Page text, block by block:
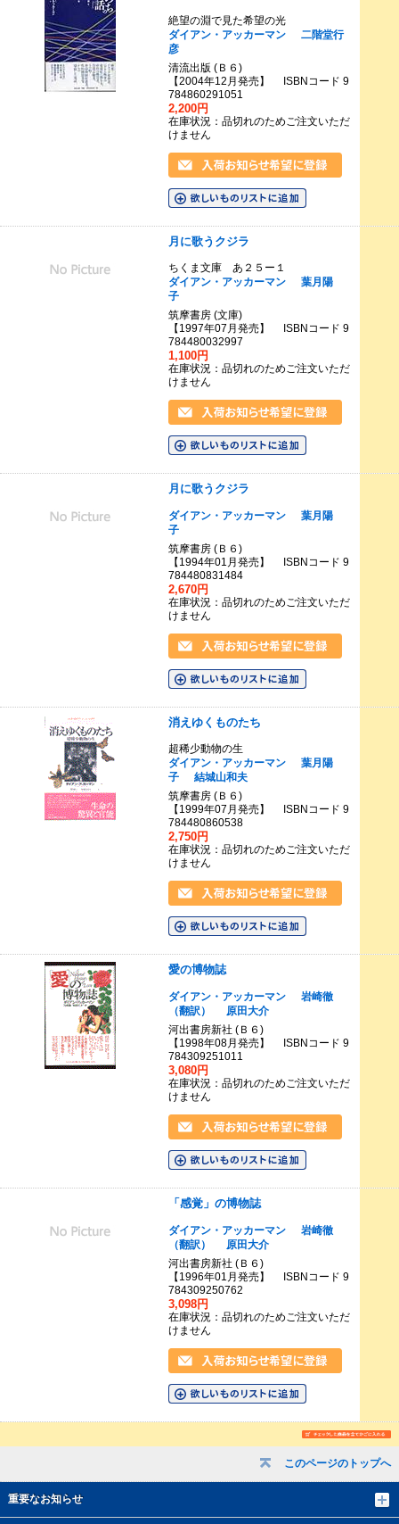
このページのトップへ
重要なお知らせ
絶望の淵で見た希望の光
ダイアン・アッカーマン
二階堂行
彦
清流出版 (Ｂ６)
【2004年12月発売】 ISBNコード 9
784860291051
2,200円
在庫状況：品切れのためご注文いただ
けません
月に歌うクジラ
ちくま文庫 あ２５ー１
ダイアン・アッカーマン
葉月陽
子
筑摩書房 (文庫)
【1997年07月発売】 ISBNコード 9
784480032997
1,100円
在庫状況：品切れのためご注文いただ
けません
月に歌うクジラ
ダイアン・アッカーマン
葉月陽
子
筑摩書房 (Ｂ６)
【1994年01月発売】 ISBNコード 9
784480831484
2,670円
在庫状況：品切れのためご注文いただ
けません
消えゆくものたち
超稀少動物の生
ダイアン・アッカーマン
葉月陽
子
結城山和夫
筑摩書房 (Ｂ６)
【1999年07月発売】 ISBNコード 9
784480860538
2,750円
在庫状況：品切れのためご注文いただ
けません
愛の博物誌
ダイアン・アッカーマン
岩崎徹
（翻訳）
原田大介
河出書房新社 (Ｂ６)
【1998年08月発売】 ISBNコード 9
784309251011
3,080円
在庫状況：品切れのためご注文いただ
けません
「感覚」の博物誌
ダイアン・アッカーマン
岩崎徹
（翻訳）
原田大介
河出書房新社 (Ｂ６)
【1996年01月発売】 ISBNコード 9
784309250762
3,098円
在庫状況：品切れのためご注文いただ
けません